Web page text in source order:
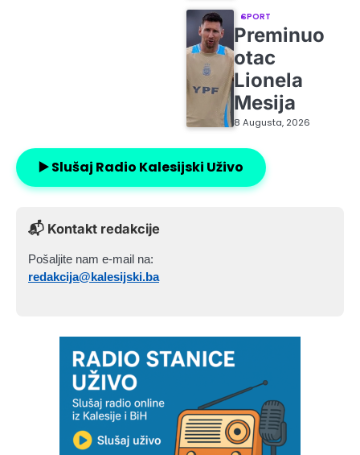
SPORT
Preminuo
otac
Lionela
Mesija
8 Augusta, 2026
▶️ Slušaj Radio Kalesijski Uživo
📬 Kontakt redakcije
Pošaljite nam e-mail na:
redakcija@kalesijski.ba